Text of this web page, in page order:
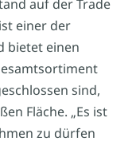
auf der Trade
einer der
bietet einen
sind,
Fläche. „Es ist
zu dürfen